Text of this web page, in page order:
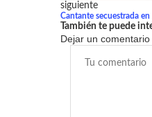
siguiente
Cantante secuestrada
También te puede
Dejar un comentario